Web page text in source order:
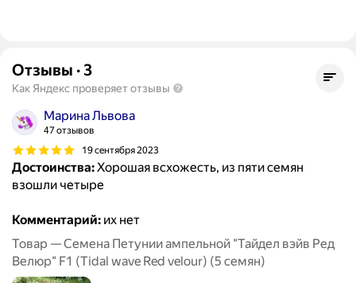
Отзывы · 3
Как Яндекс проверяет отзывы
Марина Львова
47 отзывов
19 сентября 2023
Достоинства:Хорошая всхожесть, из пяти семян
взошли четыре
Комментарий: их нет
Товар — Семена Петунии ампельной "Тайдел вэйв Ред
Велюр" F1 (Tidal wave Red velour) (5 семян)